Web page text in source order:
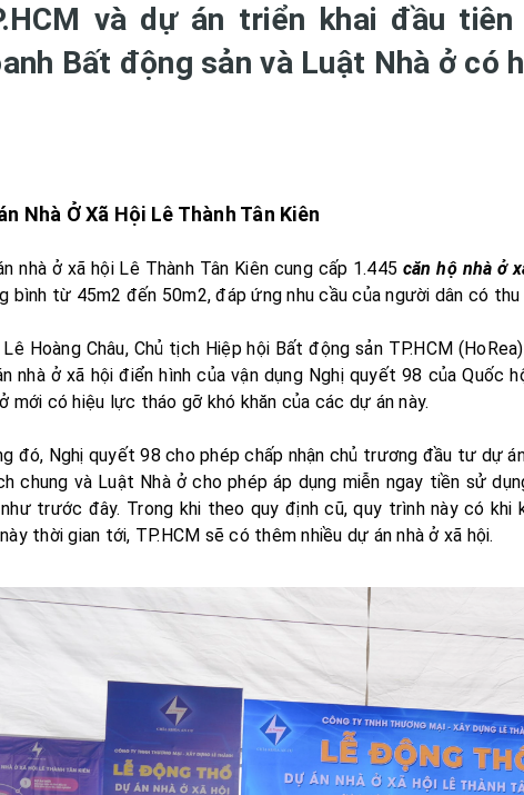
và dự án triển khai đầu
Bất động sản và Luật Nhà ở có
Nhà Ở Xã Hội Lê Thành Tân Kiên
nhà ở xã hội Lê Thành Tân Kiên cung cấp 1.445 căn hộ nhà ở
bình từ 45m2 đến 50m2, đáp ứng nhu cầu của người dân có thu
Lê Hoàng Châu, Chủ tịch Hiệp hội Bất động sản TP.HCM
nhà ở xã hội điển hình của vận dụng Nghị quyết 98 của
mới có hiệu lực tháo gỡ khó khăn của các dự án này.
đó, Nghị quyết 98 cho phép chấp nhận chủ trương đầu tư dự
chung và Luật Nhà ở cho phép áp dụng miễn ngay tiền sử
trước đây. Trong khi theo quy định cũ, quy trình này có khi
thời gian tới, TP.HCM sẽ có thêm nhiều dự án nhà ở xã hội.